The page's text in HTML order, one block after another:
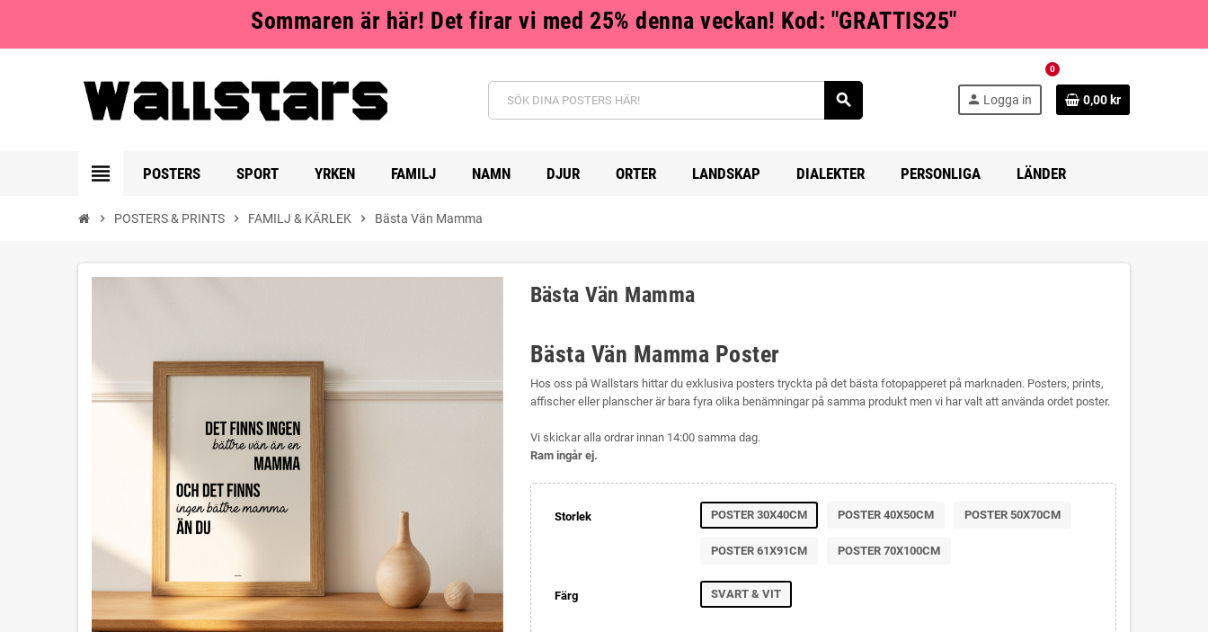
Sommaren är här! Det firar vi med 25% denna veckan! Kod: "GRATTIS25"
search person Logga in
0
0,00 kr
view_headline POSTERS SPORT YRKEN FAMILJ NAMN DJUR ORTER LANDSKAP DIALEKTER PERSONLIGA LÄNDER
chevron_right POSTERS & PRINTS chevron_right FAMILJ & KÄRLEK chevron_right Bästa Vän Mamma
Bästa Vän Mamma
Bästa Vän Mamma Poster
Hos oss på Wallstars hittar du exklusiva posters tryckta på det bästa fotopapperet på marknaden. Posters, prints,
affischer eller planscher är bara fyra olika benämningar på samma produkt men vi har valt att använda ordet poster.
Vi skickar alla ordrar innan 14:00 samma dag.
Ram ingår ej.
Storlek POSTER 30X40CM POSTER 40X50CM POSTER 50X70CM
POSTER 61X91CM POSTER 70X100CM
Färg SVART & VIT